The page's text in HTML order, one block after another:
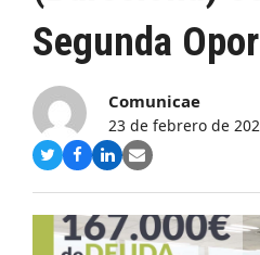
Segunda
Comunicae
23 de febrero de
Compartir
Twitter
Compartir
Facebook
Compartir
LinkedIn
Share
Email